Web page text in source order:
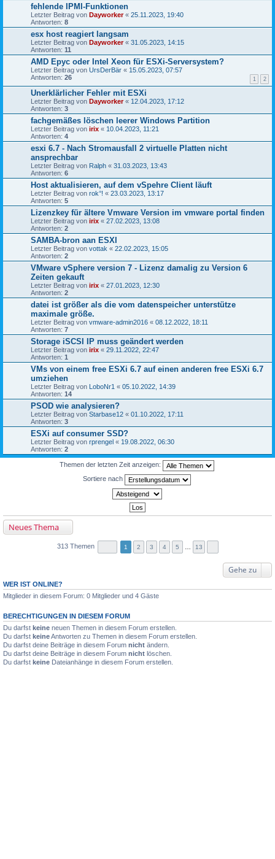
fehlende IPMI-Funktionen
Letzter Beitrag von Dayworker« 25.11.2023, 19:40
Antworten: 8
esx host reagiert langsam
Letzter Beitrag von Dayworker« 31.05.2023, 14:15
Antworten: 11
AMD Epyc oder Intel Xeon für ESXi-Serversystem?
Letzter Beitrag von UrsDerBär « 15.05.2023, 07:57
Antworten: 26 1 2
Unerklärlicher Fehler mit ESXi
Letzter Beitrag von Dayworker« 12.04.2023, 17:12
Antworten: 3
fachgemäßes löschen leerer Windows Partition
Letzter Beitrag von irix « 10.04.2023, 11:21
Antworten: 4
esxi 6.7 - Nach Stromausfall 2 virtuelle Platten nicht
ansprechbar
Letzter Beitrag von Ralph « 31.03.2023, 13:43
Antworten: 6
Host aktualisieren, auf dem vSpehre Client läuft
Letzter Beitrag von rok°! « 23.03.2023, 13:17
Antworten: 5
Lizenzkey für ältere Vmware Version im vmware portal finden
Letzter Beitrag von irix « 27.02.2023, 13:08
Antworten: 2
SAMBA-bron aan ESXI
Letzter Beitrag von vottak « 22.02.2023, 15:05
Antworten: 2
VMware vSphere version 7 - Lizenz damalig zu Version 6
Zeiten gekauft
Letzter Beitrag von irix « 27.01.2023, 12:30
Antworten: 2
datei ist größer als die vom datenspeicher unterstütze
maximale größe.
Letzter Beitrag von vmware-admin2016 « 08.12.2022, 18:11
Antworten: 7
Storage iSCSI IP muss geändert werden
Letzter Beitrag von irix « 29.11.2022, 22:47
Antworten: 1
VMs von einem free ESXi 6.7 auf einen anderen free ESXi 6.7
umziehen
Letzter Beitrag von LoboNr1 « 05.10.2022, 14:39
Antworten: 14
PSOD wie analysieren?
Letzter Beitrag von Starbase12 « 01.10.2022, 17:11
Antworten: 3
ESXi auf consumer SSD?
Letzter Beitrag von rprengel « 19.08.2022, 06:30
Antworten: 2
Themen der letzten Zeit anzeigen:
Sortiere nach
Neues Thema
313 Themen 1 2 3 4 5 13
Gehe zu
WER IST ONLINE?
Mitglieder in diesem Forum: 0 Mitglieder und 4 Gäste
BERECHTIGUNGEN IN DIESEM FORUM
Du darfst keine neuen Themen in diesem Forum erstellen.
Du darfst keineAntworten zu Themen in diesem Forum erstellen.
Du darfst deine Beiträge in diesem Forum nicht ändern.
Du darfst deine Beiträge in diesem Forum nicht löschen.
Du darfst keine Dateianhänge in diesem Forum erstellen.